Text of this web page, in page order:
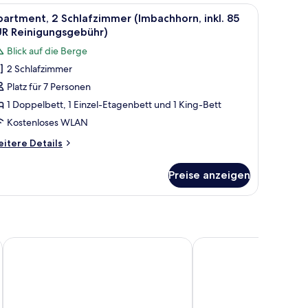
roten Sofa, einem Holztisch, einem Kamin und einem großen Fenster.
Ein Schlafsaalzimmer mit Etagenbetten,
10
2 Schlafzimmer (Imbachhorn, inkl. 85
Reinigungsgebühr)
Blick auf die Berge
2 Schlafzimmer
Platz für 7 Personen
1 Doppelbett, 1 Einzel-Etagenbett und 1 King-Bett
Kostenloses WLAN
Details
Preise anzeigen
24 by AvenidA - Mountain Hotel ESCHENHOF BED &